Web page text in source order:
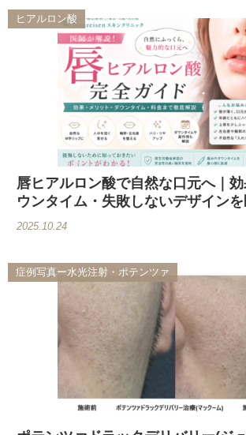
ヒアルロン酸
唇ヒアルロン酸で自然な口元へ｜
ウンタイム・失敗しないデザイン
2025.10.24
症例写真ー水光注射・ポテンツァ